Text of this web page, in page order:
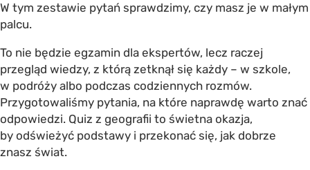
W tym zestawie pytań sprawdzimy, czy masz je w małym
palcu.
To nie będzie egzamin dla ekspertów, lecz raczej
przegląd wiedzy, z którą zetknął się każdy – w szkole,
w podróży albo podczas codziennych rozmów.
Przygotowaliśmy pytania, na które naprawdę warto znać
odpowiedzi. Quiz z geografii to świetna okazja,
by odświeżyć podstawy i przekonać się, jak dobrze
znasz świat.